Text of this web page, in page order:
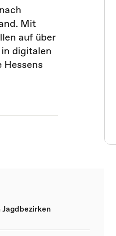
Mit
auf über
digitalen